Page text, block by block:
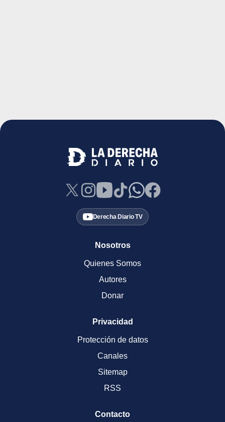
Derecha Diario TV
Nosotros
Quienes Somos
Autores
Donar
Privacidad
Protección de datos
Canales
Sitemap
RSS
Contacto